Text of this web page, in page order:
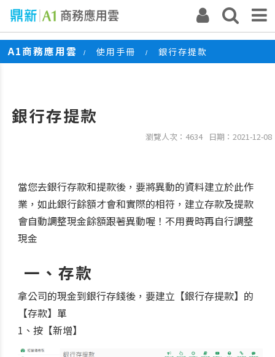
A1商務應用雲 / 使用手冊 / 銀行存提款
銀行存提款
瀏覽人次：4634 日期：2021-12-08
當您去銀行存款和提款後，要將異動的資料建立於此作
業，如此銀行餘額才會和實際的相符，建立存款及提款
會自動調整現金餘額跟著異動喔！不用費時再自行調整
現金
一、存款
拿公司的現金到銀行存錢後，要建立【銀行存提款】的
【存款】單
1、按【新增】